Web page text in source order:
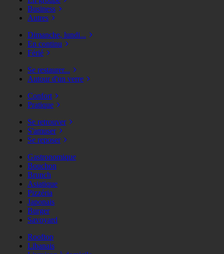
Business
Autres
Dimanche, lundi...
En continu
Férié
Se restaurer...
Autour d'un verre
Confort
Pratique
Se retrouver
S'amuser
Se reposer
Gastronomique
Bouchon
Brunch
Asiatique
Pizzéria
Japonais
Burger
Savoyard
Rooftop
Libanais